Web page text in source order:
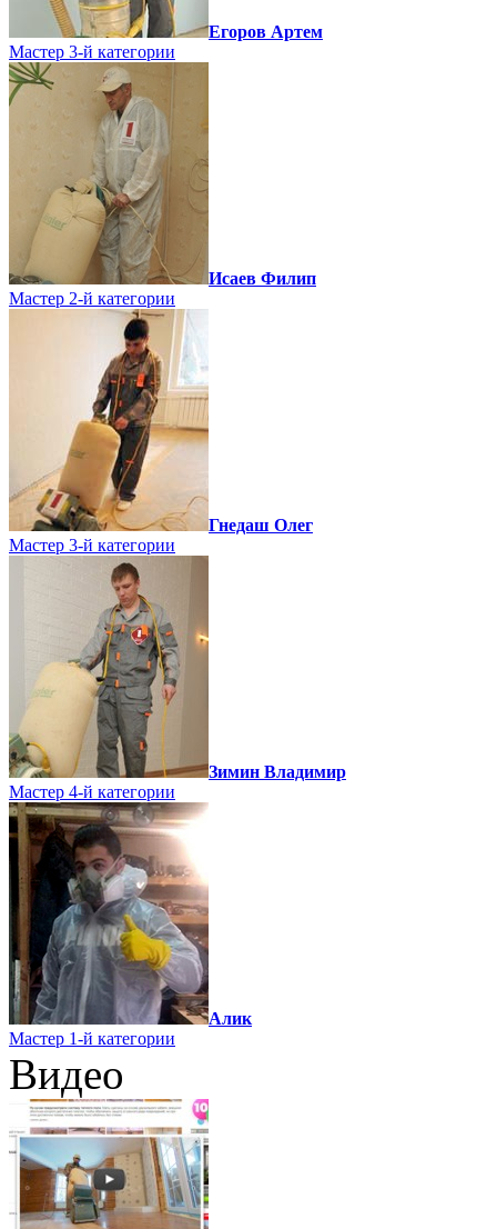
Егоров Артем
Мастер 3-й категории
Исаев Филип
Мастер 2-й категории
Гнедаш Олег
Мастер 3-й категории
Зимин Владимир
Мастер 4-й категории
Алик
Мастер 1-й категории
Видео